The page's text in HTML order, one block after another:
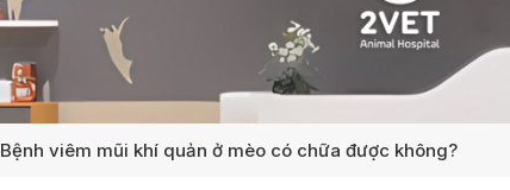
Bệnh viêm mũi khí quản ở mèo có chữa được không?